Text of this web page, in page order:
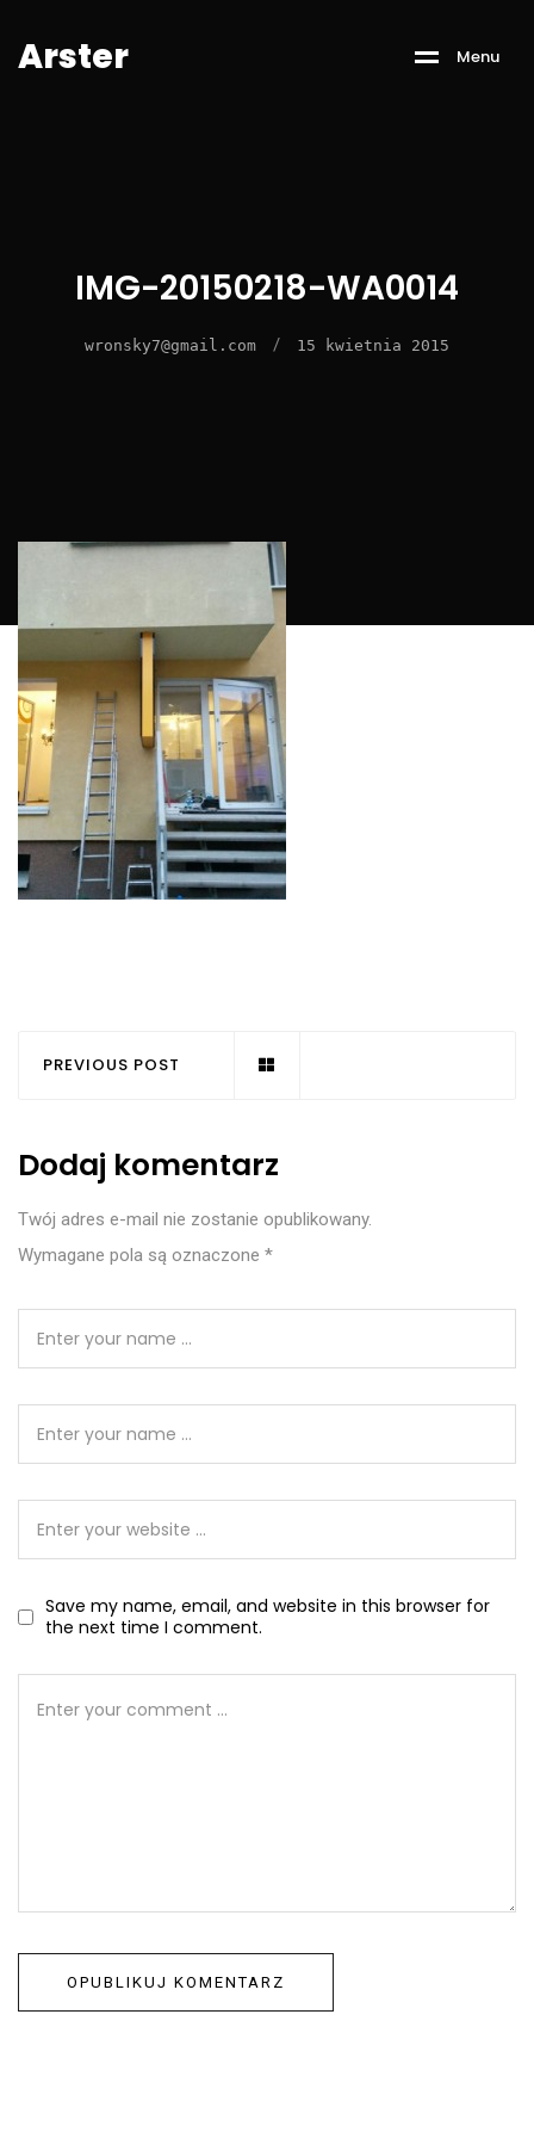
Arster Menu
IMG-20150218-WA0014
wronsky7@gmail.com / 15 kwietnia 2015
PREVIOUS POST
Dodaj komentarz
Twój adres e-mail nie zostanie opublikowany.
Wymagane pola są oznaczone *
Save my name, email, and website in this browser for
the next time I comment.